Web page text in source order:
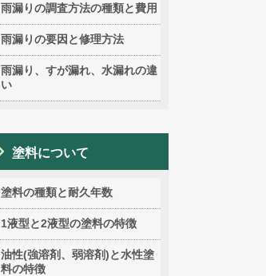
雨漏りの調査方法の種類と費用
雨漏りの要因と修理方法
雨漏り、すが漏れ、水漏れの違
い
塗料について
塗料の種類と耐久年数
1液型と2液型の塗料の特徴
油性(強溶剤、弱溶剤)と水性塗
料の特徴